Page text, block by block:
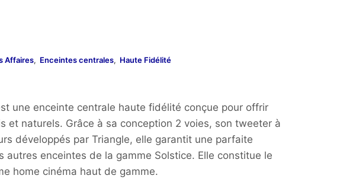
Affaires, Enceintes centrales, Haute Fidélité
une enceinte centrale haute fidélité conçue pour offrir
et naturels. Grâce à sa conception 2 voies, son tweeter à
développés par Triangle, elle garantit une parfaite
autres enceintes de la gamme Solstice. Elle constitue le
home cinéma haut de gamme.